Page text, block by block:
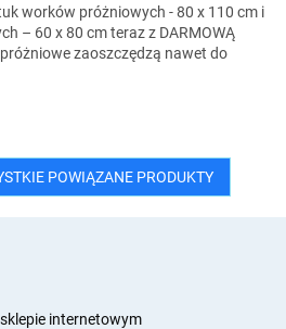
worków próżniowych - 80 x 110 cm i
– 60 x 80 cm teraz z DARMOWĄ
zaoszczędzą nawet do
POWIĄZANE PRODUKTY
internetowym